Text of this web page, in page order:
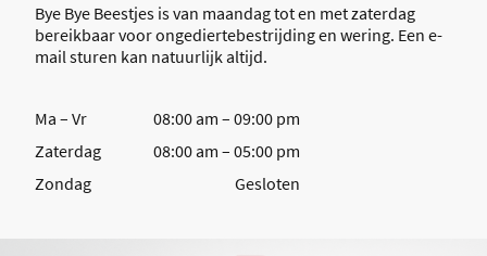
Bye Bye Beestjes is van maandag tot en met zaterdag
bereikbaar voor ongediertebestrijding en wering. Een e-
mail sturen kan natuurlijk altijd.
Ma – Vr
08:00 am – 09:00 pm
Zaterdag
08:00 am – 05:00 pm
Zondag
Gesloten